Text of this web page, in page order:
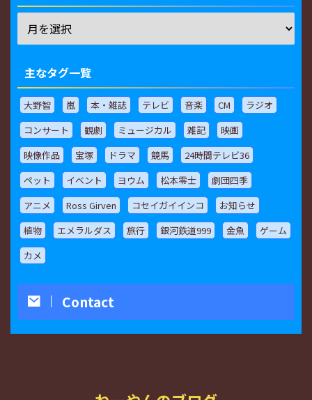
主なタグ一覧
大野智 嵐 本・雑誌 テレビ 音楽 CM
ラジオ
コンサート
観劇 ミュージカル 雑記
映画
映像作品
宝塚 ドラマ 競馬
24時間テレビ36
ペット
イベント ヨウム 松本零士
劇団四季
アニメ
Ross Girven コセイガイインコ
お知らせ
植物
エメラルダス 旅行 銀河鉄道999 金魚
ゲーム
カメ
Contact